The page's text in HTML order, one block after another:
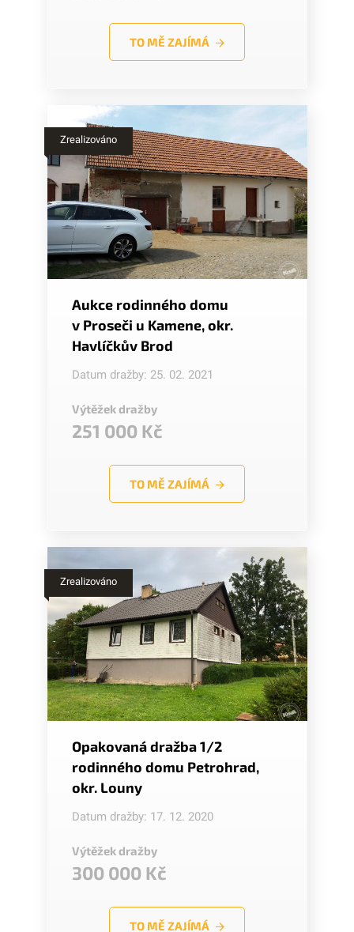
TO MĚ ZAJÍMÁ
Zrealizováno
Aukce rodinného domu
v Proseči u Kamene, okr.
Havlíčkův Brod
Datum dražby: 25. 02. 2021
Výtěžek dražby
251 000 Kč
TO MĚ ZAJÍMÁ
Zrealizováno
Opakovaná dražba 1/2
rodinného domu Petrohrad,
okr. Louny
Datum dražby: 17. 12. 2020
Výtěžek dražby
300 000 Kč
TO MĚ ZAJÍMÁ